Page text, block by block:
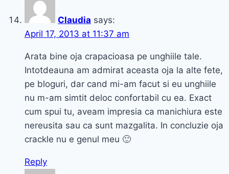
Claudia says:
April 17, 2013 at 11:37 am
Arata bine oja crapacioasa pe unghiile tale.
Intotdeauna am admirat aceasta oja la alte fete,
pe bloguri, dar cand mi-am facut si eu unghiile
nu m-am simtit deloc confortabil cu ea. Exact
cum spui tu, aveam impresia ca manichiura este
nereusita sau ca sunt mazgalita. In concluzie oja
crackle nu e genul meu 🙂
Reply